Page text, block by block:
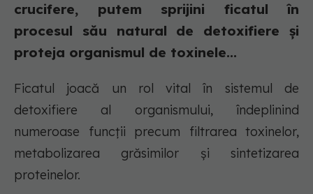
crucifere, putem sprijini ficatul în
procesul său natural de detoxifiere și
proteja organismul de toxinele...
Ficatul joacă un rol vital în sistemul de
detoxifiere al organismului, îndeplinind
numeroase funcții precum filtrarea toxinelor,
metabolizarea grăsimilor și sintetizarea
proteinelor.